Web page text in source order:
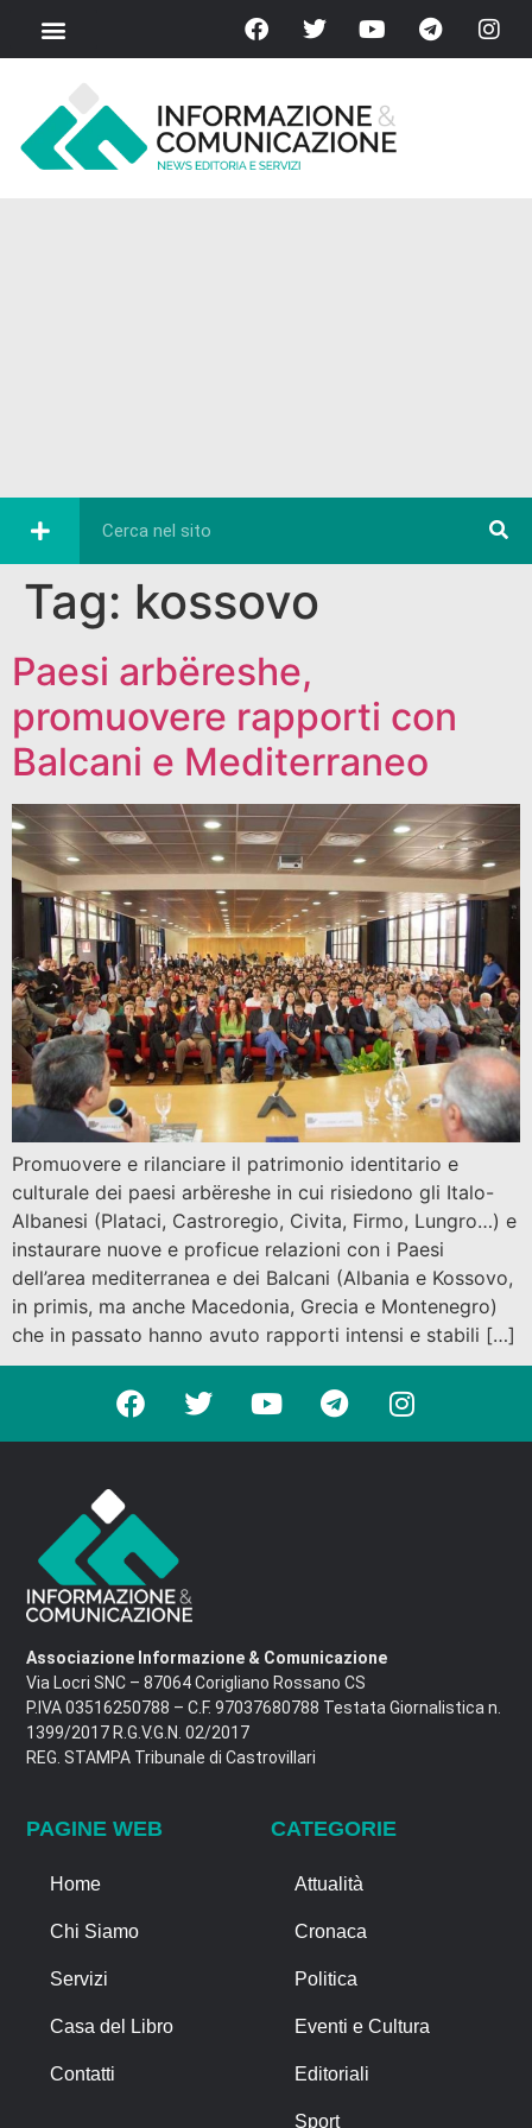
Tag: kossovo
Paesi arbëreshe,
promuovere rapporti con
Balcani e Mediterraneo
Promuovere e rilanciare il patrimonio identitario e
culturale dei paesi arbëreshe in cui risiedono gli Italo-
Albanesi (Plataci, Castroregio, Civita, Firmo, Lungro…) e
instaurare nuove e proficue relazioni con i Paesi
dell’area mediterranea e dei Balcani (Albania e Kossovo,
in primis, ma anche Macedonia, Grecia e Montenegro)
che in passato hanno avuto rapporti intensi e stabili […]
Associazione Informazione & Comunicazione
Via Locri SNC – 87064 Corigliano Rossano CS
P.IVA 03516250788 – C.F. 97037680788 Testata Giornalistica n.
1399/2017 R.G.V.G.N. 02/2017
REG. STAMPA Tribunale di Castrovillari
PAGINE WEB
Home
Chi Siamo
Servizi
Casa del Libro
Contatti
CATEGORIE
Attualità
Cronaca
Politica
Eventi e Cultura
Editoriali
Sport